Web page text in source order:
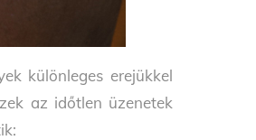
különleges erejükkel
az időtlen üzenetek